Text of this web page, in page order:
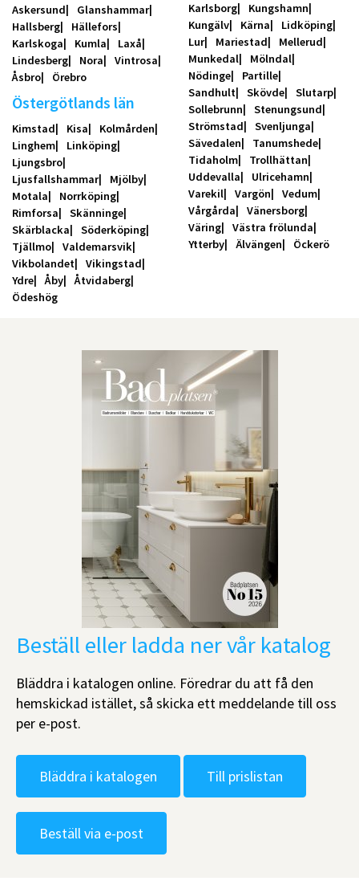
Askersund
Glanshammar
Hallsberg
Hällefors
Karlskoga
Kumla
Laxå
Lindesberg
Nora
Vintrosa
Åsbro
Örebro
Östergötlands län
Kimstad Kisa
Kolmården
Linghem
Linköping
Ljungsbro
Ljusfallshammar
Mjölby
Motala
Norrköping
Rimforsa
Skänninge
Skärblacka
Söderköping
Tjällmo
Valdemarsvik
Vikbolandet
Vikingstad
Ydre
Åby
Åtvidaberg
Ödeshög
Karlsborg
Kungshamn
Kungälv
Kärna
Lidköping
Lur
Mariestad
Mellerud
Munkedal
Mölndal
Nödinge
Partille
Sandhult
Skövde
Slutarp
Sollebrunn
Stenungsund
Strömstad
Svenljunga
Sävedalen
Tanumshede
Tidaholm
Trollhättan
Uddevalla
Ulricehamn
Varekil
Vargön
Vedum
Vårgårda
Vänersborg
Väring
Västra frölunda
Ytterby
Älvängen Öckerö
Beställ eller ladda ner vår katalog
Bläddra i katalogen online. Föredrar du att få den
hemskickad istället, så skicka ett meddelande till oss
per e-post.
Bläddra i katalogen Till prislistan
Beställ via e-post